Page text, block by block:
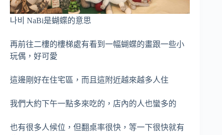
나비 NaBi是蝴蝶的意思
再前往二樓的樓梯處有看到一幅蝴蝶的畫跟一些小
玩偶，好可愛
這邊剛好在住宅區，而且這附近越來越多人住
我們大約下午一點多來吃的，店內的人也蠻多的
也有很多人候位，但翻桌率很快，等一下很快就有